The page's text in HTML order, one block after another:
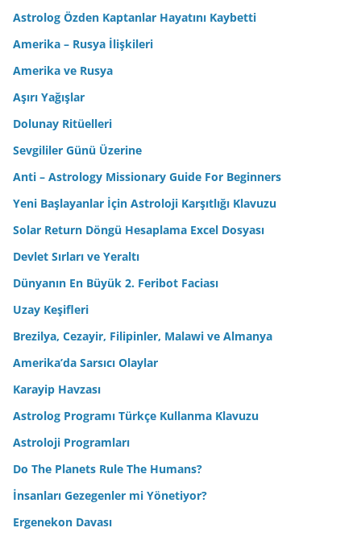
Astrolog Özden Kaptanlar Hayatını Kaybetti
Amerika – Rusya İlişkileri
Amerika ve Rusya
Aşırı Yağışlar
Dolunay Ritüelleri
Sevgililer Günü Üzerine
Anti – Astrology Missionary Guide For Beginners
Yeni Başlayanlar İçin Astroloji Karşıtlığı Klavuzu
Solar Return Döngü Hesaplama Excel Dosyası
Devlet Sırları ve Yeraltı
Dünyanın En Büyük 2. Feribot Faciası
Uzay Keşifleri
Brezilya, Cezayir, Filipinler, Malawi ve Almanya
Amerika’da Sarsıcı Olaylar
Karayip Havzası
Astrolog Programı Türkçe Kullanma Klavuzu
Astroloji Programları
Do The Planets Rule The Humans?
İnsanları Gezegenler mi Yönetiyor?
Ergenekon Davası